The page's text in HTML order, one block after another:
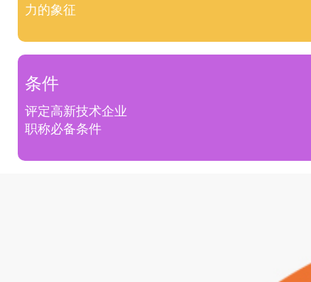
力的象征
条件
评定高新技术企业
职称必备条件